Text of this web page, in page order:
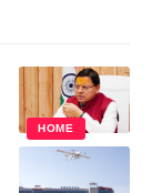
HOME